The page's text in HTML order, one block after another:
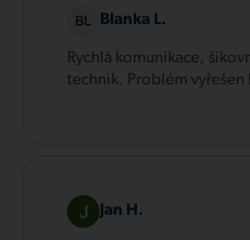
Blanka L.
Rychlá komunikace,
technik. Problém vyřešen
Jan H.